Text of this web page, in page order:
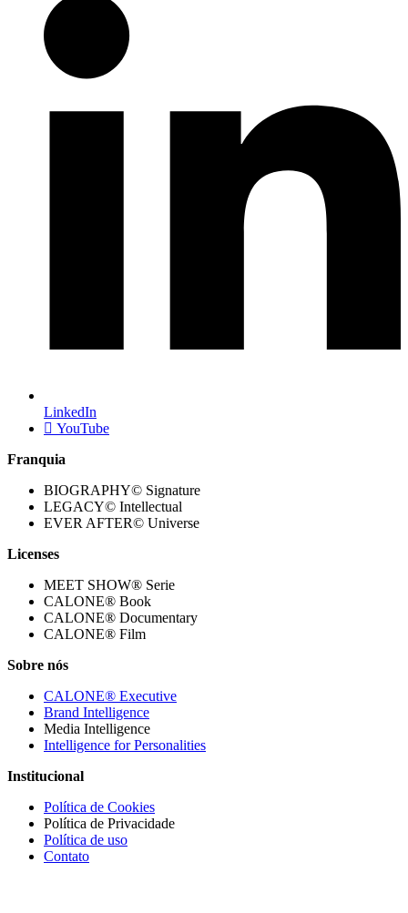
LinkedIn
YouTube
Franquia
BIOGRAPHY© Signature
LEGACY© Intellectual
EVER AFTER© Universe
Licenses
MEET SHOW® Serie
CALONE® Book
CALONE® Documentary
CALONE® Film
Sobre nós
CALONE® Executive
Brand Intelligence
Media Intelligence
Intelligence for Personalities
Institucional
Política de Cookies
Política de Privacidade
Política de uso
Contato